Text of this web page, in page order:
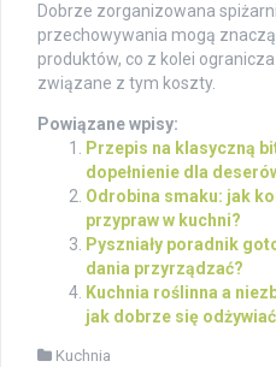
Dobrze zorganizowana
przechowywania mogą
produktów, co z kolei
związane z tym koszty.
Powiązane wpisy:
Przepis na klasyczną
dopełnienie dla
Odrobina smaku: jak
przypraw w kuchni?
Pyszniały poradnik
dania przyrządzać?
Kuchnia roślinna a
jak dobrze się
Kuchnia